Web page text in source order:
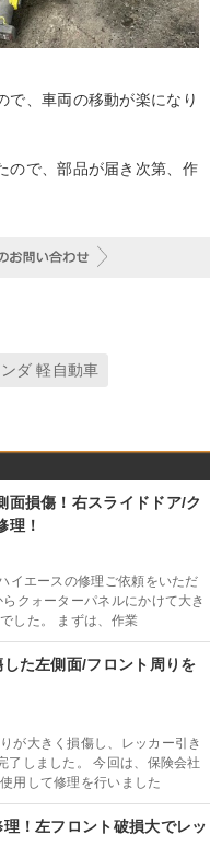
で、車両の移動が楽になり
ので、部品が届き次第、作
ダ 軽自動車
面損傷！右スライドドア/ク
理！
イエースの修理ご依頼をいただ
クォーターパネルにかけて大き
した。 まずは、作業
た左側面/フロント周りを
が大きく損傷し、レッカー引き
了しました。 今回は、保険会社
用して修理を行いました
！左フロント破損大でレッ